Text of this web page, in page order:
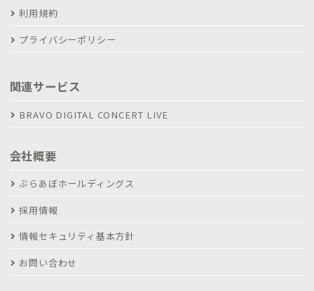
利用規約
プライバシーポリシー
関連サービス
BRAVO DIGITAL CONCERT LIVE
会社概要
ぶらあぼホールディングス
採用情報
情報セキュリティ基本方針
お問い合わせ